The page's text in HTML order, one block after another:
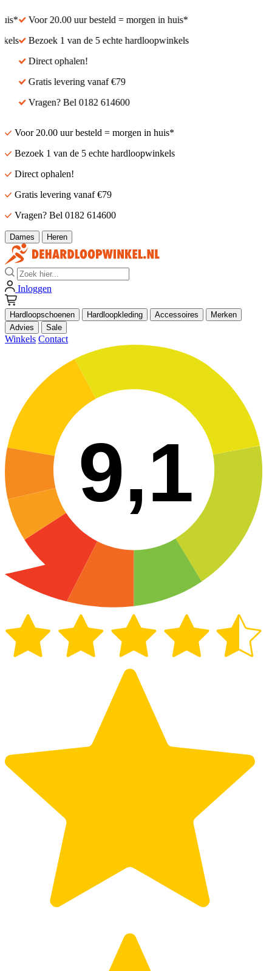
Voor 20.00 uur besteld = morgen in huis*
Bezoek 1 van de 5 echte hardloopwinkels
Direct ophalen!
Gratis levering vanaf €79
Vragen? Bel 0182 614600
Voor 20.00 uur besteld = morgen in huis*
Bezoek 1 van de 5 echte hardloopwinkels
Direct ophalen!
Gratis levering vanaf €79
Vragen? Bel 0182 614600
Dames Heren
Zoek
Inloggen
Hardloopschoenen Hardloopkleding Accessoires
Merken
Advies
Sale
Winkels Contact
9,1